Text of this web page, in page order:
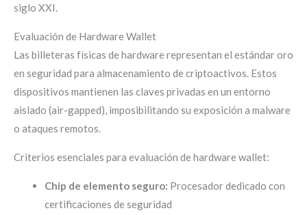
siglo XXI.
Evaluación de Hardware Wallet
Las billeteras físicas de hardware representan el estándar oro
en seguridad para almacenamiento de criptoactivos. Estos
dispositivos mantienen las claves privadas en un entorno
aislado (air-gapped), imposibilitando su exposición a malware
o ataques remotos.
Criterios esenciales para evaluación de hardware wallet:
Chip de elemento seguro: Procesador dedicado con
certificaciones de seguridad